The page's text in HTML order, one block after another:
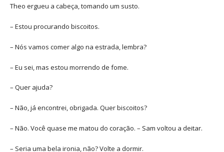
Theo ergueu a cabeça, tomando um susto.
– Estou procurando biscoitos.
– Nós vamos comer algo na estrada, lembra?
– Eu sei, mas estou morrendo de fome.
– Quer ajuda?
– Não, já encontrei, obrigada. Quer biscoitos?
– Não. Você quase me matou do coração. – Sam voltou a deitar.
– Seria uma bela ironia, não? Volte a dormir.